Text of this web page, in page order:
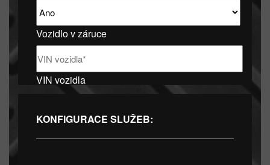
Vozidlo v záruce
VIN vozidla
KONFIGURACE SLUŽEB: